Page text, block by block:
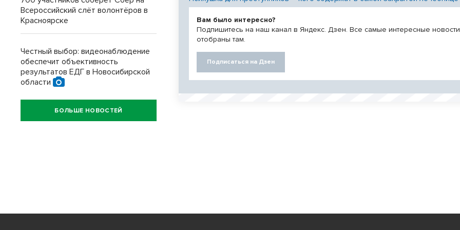
Вам было интересно?
Подпишитесь на наш канал в Яндекс. Дзен. Все самые интересные новости
отобраны там.
Подписаться на Дзен
Всероссийский слёт волонтёров в
Красноярске
Честный выбор: видеонаблюдение
обеспечит объективность
результатов ЕДГ в Новосибирской
области
БОЛЬШЕ НОВОСТЕЙ